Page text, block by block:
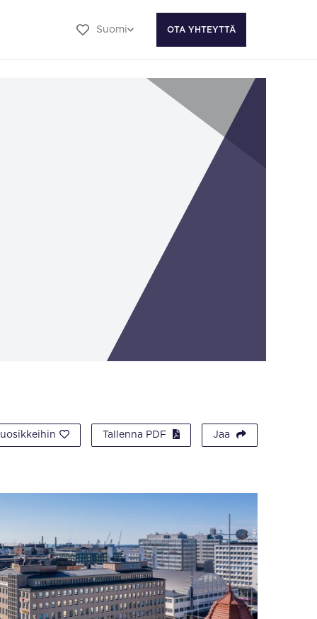
Suomi OTA YHTEYTTÄ
Tallenna PDF Jaa